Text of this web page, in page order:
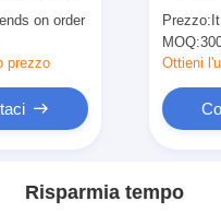
elettriche
on order
prezzo
Prezzo:
MOQ:
Ottieni
Risparmia tempo